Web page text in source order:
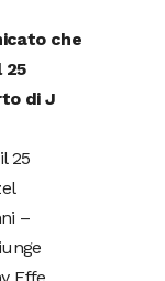
che
25
di J
25
–